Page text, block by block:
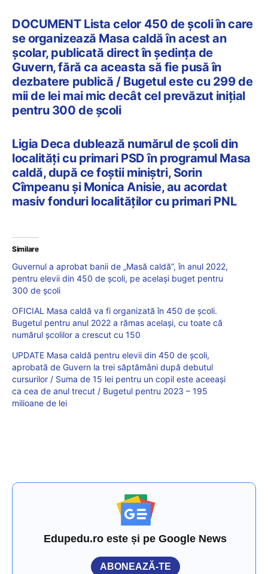
DOCUMENT Lista celor 450 de școli în care
se organizează Masa caldă în acest an
școlar, publicată direct în ședința de
Guvern, fără ca aceasta să fie pusă în
dezbatere publică / Bugetul este cu 299 de
mii de lei mai mic decât cel prevăzut inițial
pentru 300 de școli
Ligia Deca dublează numărul de școli din
localități cu primari PSD în programul Masa
caldă, după ce foștii miniștri, Sorin
Cîmpeanu și Monica Anisie, au acordat
masiv fonduri localităților cu primari PNL
Similare
Guvernul a aprobat banii de „Masă caldă”, în anul 2022,
pentru elevii din 450 de școli, pe același buget pentru
300 de școli
OFICIAL Masa caldă va fi organizată în 450 de școli.
Bugetul pentru anul 2022 a rămas același, cu toate că
numărul școlilor a crescut cu 150
UPDATE Masa caldă pentru elevii din 450 de școli,
aprobată de Guvern la trei săptămâni după debutul
cursurilor / Suma de 15 lei pentru un copil este aceeași
ca cea de anul trecut / Bugetul pentru 2023 – 195
milioane de lei
Edupedu.ro este și pe Google News
ABONEAZĂ-TE